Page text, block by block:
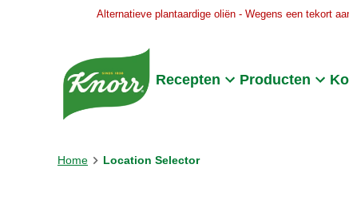
Alternatieve plantaardige oliën - Wegens een tekort
Recepten Producten
Home Location Selector